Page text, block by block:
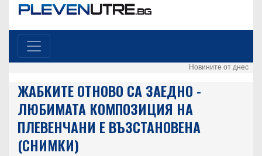
Новините от днес
ЖАБКИТЕ ОТНОВО СА ЗАЕДНО -
ЛЮБИМАТА КОМПОЗИЦИЯ НА
ПЛЕВЕНЧАНИ Е ВЪЗСТАНОВЕНА
(СНИМКИ)